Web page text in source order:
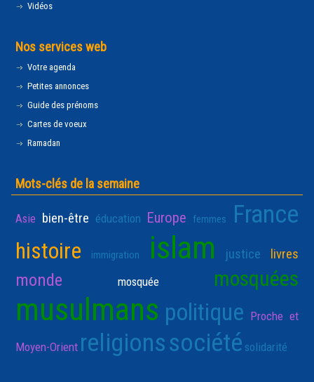
Vidéos
Nos services web
Votre agenda
Petites annonces
Guide des prénoms
Cartes de voeux
Ramadan
Mots-clés de la semaine
Asie bien-être éducation Europe femmes France
histoire immigration islam justice livres
monde mosquée mosquées
musulmans politique Proche et
Moyen-Orient religionssociété solidarité